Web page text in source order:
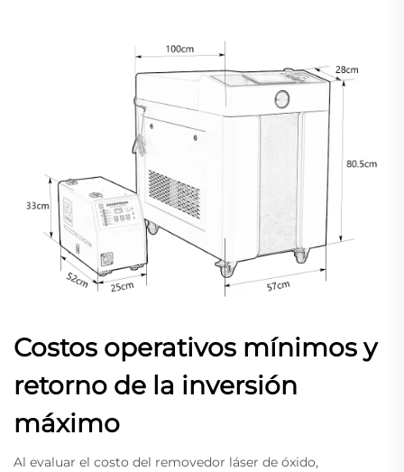
Costos operativos mínimos y
retorno de la inversión
máximo
Al evaluar el costo del removedor láser de óxido,